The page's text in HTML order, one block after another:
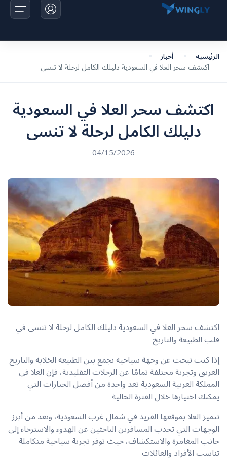
اخبارنا
الرئيسية
أخبار
اكتشف سحر العلا في السعودية دليلك الكامل لرحلة لا تنسى
اكتشف سحر العلا في السعودية
دليلك الكامل لرحلة لا تنسى
04/15/2026
اكتشف سحر العلا في السعودية دليلك الكامل لرحلة لا تنسى في
قلب الطبيعة والتاريخ
إذا كنت تبحث عن وجهة سياحية تجمع بين الطبيعة الخلابة والتاريخ
العريق وتجربة مختلفة تمامًا عن الرحلات التقليدية، فإن العلا في
المملكة العربية السعودية تعد واحدة من أفضل الخيارات التي
يمكنك اختيارها خلال الفترة الحالية
تتميز العلا بموقعها الفريد في شمال غرب السعودية، وتعد من أبرز
الوجهات التي تجذب المسافرين الباحثين عن الهدوء والاسترخاء إلى
جانب المغامرة والاستكشاف، حيث توفر تجربة سياحية متكاملة
تناسب الأفراد والعائلات